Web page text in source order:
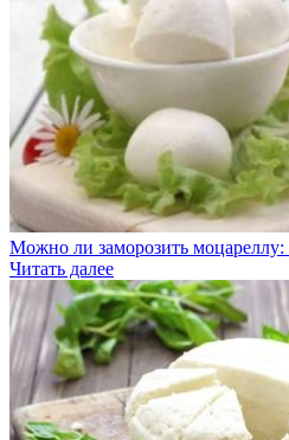
Можно ли заморозить моцареллу:
Читать далее